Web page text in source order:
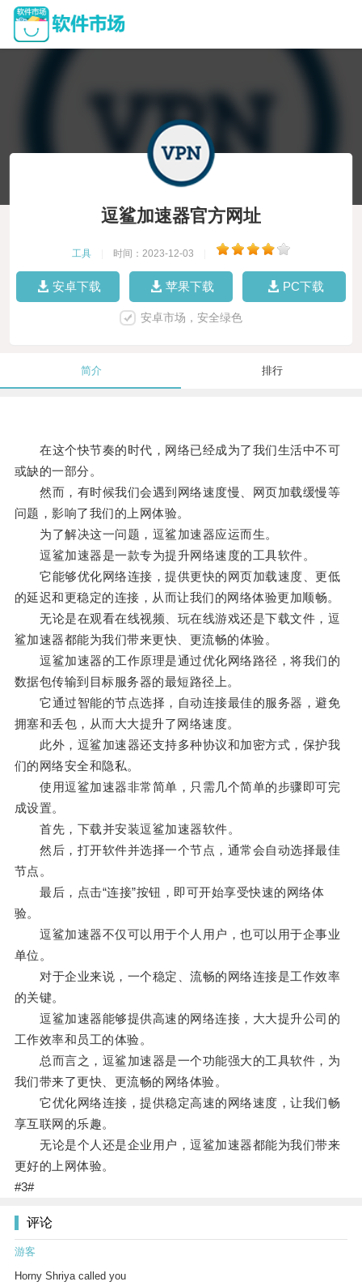
逗鲨加速器官方网址
工具 时间：2023-12-03
安卓下载 苹果下载 PC下载
安卓市场，安全绿色
简介 排行
在这个快节奏的时代，网络已经成为了我们生活中不可
或缺的一部分。
然而，有时候我们会遇到网络速度慢、网页加载缓慢等
问题，影响了我们的上网体验。
为了解决这一问题，逗鲨加速器应运而生。
逗鲨加速器是一款专为提升网络速度的工具软件。
它能够优化网络连接，提供更快的网页加载速度、更低
的延迟和更稳定的连接，从而让我们的网络体验更加顺畅。
无论是在观看在线视频、玩在线游戏还是下载文件，逗
鲨加速器都能为我们带来更快、更流畅的体验。
逗鲨加速器的工作原理是通过优化网络路径，将我们的
数据包传输到目标服务器的最短路径上。
它通过智能的节点选择，自动连接最佳的服务器，避免
拥塞和丢包，从而大大提升了网络速度。
此外，逗鲨加速器还支持多种协议和加密方式，保护我
们的网络安全和隐私。
使用逗鲨加速器非常简单，只需几个简单的步骤即可完
成设置。
首先，下载并安装逗鲨加速器软件。
然后，打开软件并选择一个节点，通常会自动选择最佳
节点。
最后，点击“连接”按钮，即可开始享受快速的网络体
验。
逗鲨加速器不仅可以用于个人用户，也可以用于企事业
单位。
对于企业来说，一个稳定、流畅的网络连接是工作效率
的关键。
逗鲨加速器能够提供高速的网络连接，大大提升公司的
工作效率和员工的体验。
总而言之，逗鲨加速器是一个功能强大的工具软件，为
我们带来了更快、更流畅的网络体验。
它优化网络连接，提供稳定高速的网络速度，让我们畅
享互联网的乐趣。
无论是个人还是企业用户，逗鲨加速器都能为我们带来
更好的上网体验。
#3#
评论
游客
Horny Shriya called you